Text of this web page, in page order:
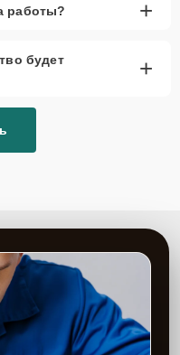
работы? +
будет
+